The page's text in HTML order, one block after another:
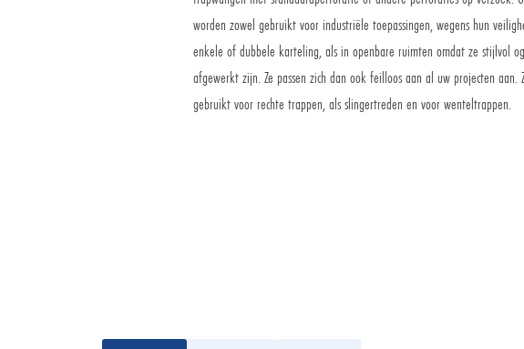
worden zowel gebruikt voor industriële toepassingen, wegens hun
enkele of dubbele karteling, als in openbare ruimten omdat ze stijlvol
afgewerkt zijn. Ze passen zich dan ook feilloos aan al uw projecten aan.
gebruikt voor rechte trappen, als slingertreden en voor wenteltrappen.